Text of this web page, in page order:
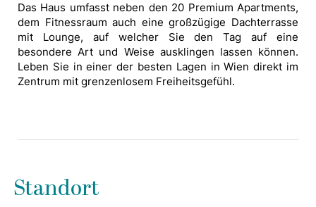
Das Haus umfasst neben den 20 Premium Apartments,
dem Fitnessraum auch eine großzügige Dachterrasse
mit Lounge, auf welcher Sie den Tag auf eine
besondere Art und Weise ausklingen lassen können.
Leben Sie in einer der besten Lagen in Wien direkt im
Zentrum mit grenzenlosem Freiheitsgefühl.
Standort